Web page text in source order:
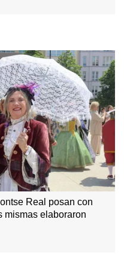
Real posan con
mismas elaboraron